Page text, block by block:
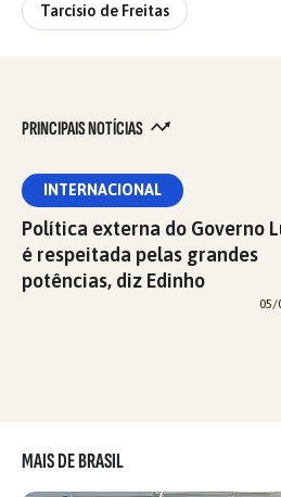
Tarcísio de Freitas
PRINCIPAIS NOTÍCIAS
INTERNACIONAL
Política externa do Governo
é respeitada pelas grandes
potências, diz Edinho
05/
MAIS DE BRASIL